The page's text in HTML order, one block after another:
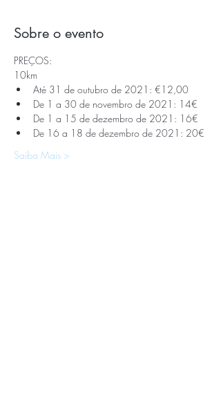
Sobre o evento
PREÇOS:
10km
Até 31 de outubro de 2021: €12,00
De 1 a 30 de novembro de 2021: 14€
De 1 a 15 de dezembro de 2021: 16€
De 16 a 18 de dezembro de 2021: 20€
Saiba Mais >